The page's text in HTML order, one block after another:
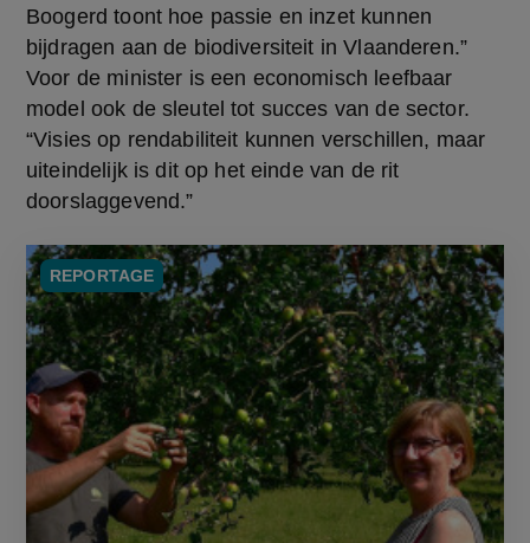
Boogerd toont hoe passie en inzet kunnen
bijdragen aan de biodiversiteit in Vlaanderen.”
Voor de minister is een economisch leefbaar
model ook de sleutel tot succes van de sector.
“Visies op rendabiliteit kunnen verschillen, maar
uiteindelijk is dit op het einde van de rit
doorslaggevend.”
REPORTAGE